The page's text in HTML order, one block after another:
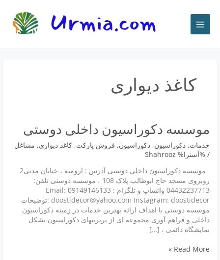
کاغذ دیواری
موسسه دکوراسیون داخلی دوستی
خدمات,دکوراسیون,دکوراسیون, فروش پارکت,کاغذ دیواری, مشاغل
/ %آسترا% Shahrooz
موسسه دکوراسیون داخلی دوستی آدرس : ارومیه ، خیابان مدنی2
روبروی مسجد حاج ابوطالب پلاک 108 ، موسسه دوستی تلفن:
04432237713 واتساپ و تلگرام : 09149146133 Email:
doostidecor@yahoo.com Instagram: doostidecor :توضیحات
موسسه دوستی با اهداف ارائه بهترین خدمات در زمینه دکوراسیون
داخلی و فراهم آوری مجموعه ای از برترینهای دکوراسیون بشکل
نمایشگاه دائمی ، […]
موسسه
Read More »